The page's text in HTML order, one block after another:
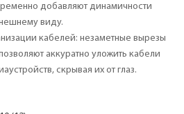
добавляют динамичности
виду.
кабелей: незаметные вырезы
аккуратно уложить кабели
скрывая их от глаз.